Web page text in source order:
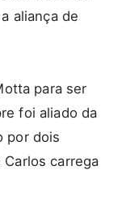
aliança de
para ser
foi aliado da
por dois
Carlos carrega